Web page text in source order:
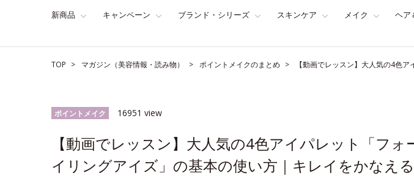
新商品 キャンペーン ブランド・シリーズ スキンケア メイク ヘア
TOP マガジン（美容情報・読み物） ポイントメイクのまとめ 【動画でレッスン】大人気の4色
ポイントメイク 16951 view
【動画でレッスン】大人気の4色アイパレット「フォ
イリングアイズ」の基本の使い方｜キレイをかなえ